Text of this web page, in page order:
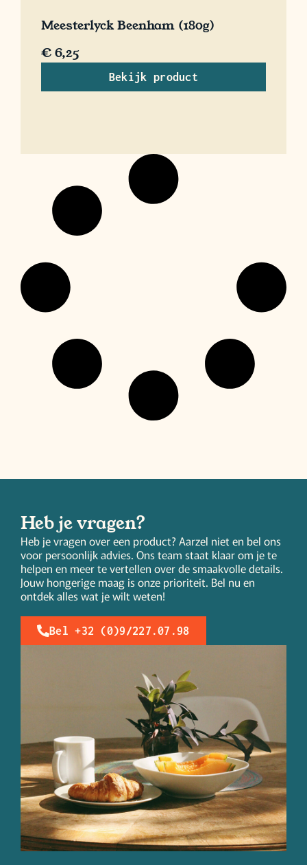
Meesterlyck Beenham (180g)
€6,25
Bekijk product
Heb je vragen?
Heb je vragen over een product? Aarzel niet en bel ons
voor persoonlijk advies. Ons team staat klaar om je te
helpen en meer te vertellen over de smaakvolle details.
Jouw hongerige maag is onze prioriteit. Bel nu en
ontdek alles wat je wilt weten!
Bel +32 (0)9/227.07.98